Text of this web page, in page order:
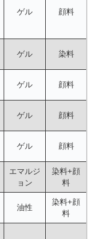
ゲル 顔料
ゲル 染料
ゲル 顔料
ゲル 顔料
ゲル 顔料
エマルジ
ョン
染料+顔
料
油性
染料+顔
料